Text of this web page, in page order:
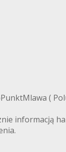
(
informacją